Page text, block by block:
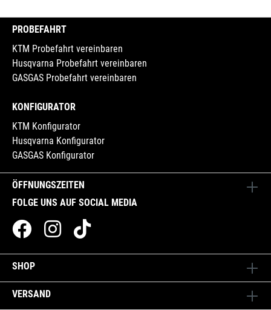
ÖFFNUNGSZEITEN
FOLGE UNS AUF SOCIAL MEDIA
PROBEFAHRT
KTM Probefahrt vereinbaren
Husqvarna Probefahrt vereinbaren
GASGAS Probefahrt vereinbaren
KONFIGURATOR
KTM Konfigurator
Husqvarna Konfigurator
GASGAS Konfigurator
SHOP
VERSAND